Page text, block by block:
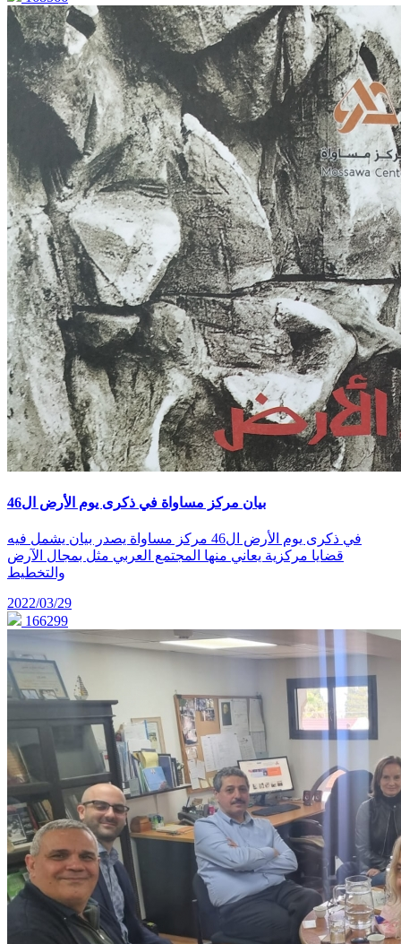
بيان مركز مساواة في ذكرى يوم الأرض ال46
في ذكرى يوم الأرض ال46 مركز مساواة يصدر بيان يشمل فيه
قضايا مركزية يعاني منها المجتمع العربي مثل بمجال الآرض
والتخطيط
2022/03/29
166299